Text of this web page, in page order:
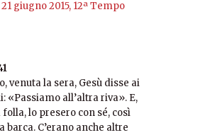
41
venuta la sera, Gesù disse ai
«Passiamo all’altra riva». E,
lo presero con sé, così
barca. C’erano anche altre